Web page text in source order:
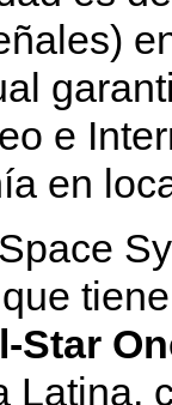
e
en
Star
Latina,